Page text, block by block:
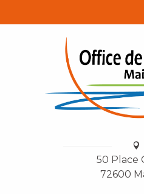
50 Place
72600